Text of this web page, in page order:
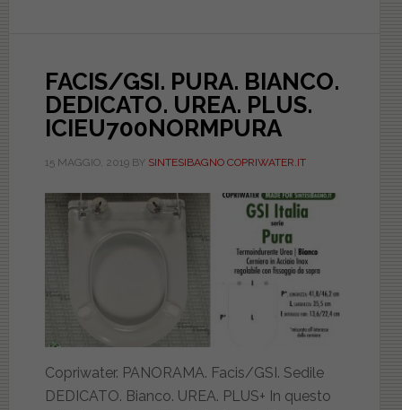
ICIEU700SOFTPURA
FACIS/GSI. PURA. BIANCO.
DEDICATO. UREA. PLUS.
ICIEU700NORMPURA
15 MAGGIO, 2019BY SINTESIBAGNO COPRIWATER.IT
Copriwater. PANORAMA. Facis/GSI. Sedile
DEDICATO. Bianco. UREA. PLUS+ In questo